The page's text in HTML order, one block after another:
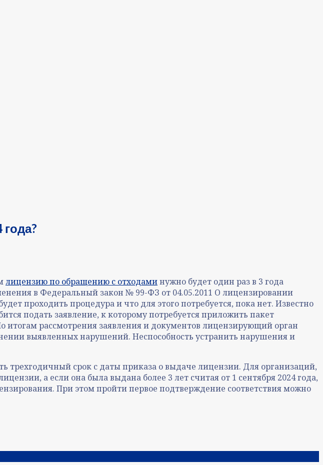
лицензию по обращению с отходаминужно будет один раз в 3 года
в Федеральный закон № 99-ФЗ от 04.05.2011 О лицензировании
проходить процедура и что для этого потребуется, пока нет. Известно
подать заявление, к которому потребуется приложить пакет
итогам рассмотрения заявления и документов лицензирующий орган
выявленных нарушений. Неспособность устранить нарушения и
трехгодичный срок с даты приказа о выдаче лицензии. Для организаций,
а если она была выдана более 3 лет считая от 1 сентября 2024 года,
При этом пройти первое подтверждение соответствия можно